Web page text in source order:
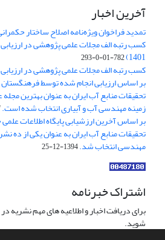
آخرین اخبار
تمدید فراخوان ویژه‌نامه اصلاح ساختار
1401)
782-01-0-293
کسب رتبه الف مجلات علمی پژوهشی در ارزیابی 1401
تحقیقات منابع آب ایران به عنوان بهترین
زمینه مهندسی آب و آبیاری انتخاب شده است.
بر اساس آخرین ارزشیابی پایگاه اطلاعات
تحقیقات منابع آب ایران به عنوان یکی از ده
مهندسی انتخاب شد.1394-12-25
اشتراک خبرنامه
برای دریافت اخبار و اطلاعیه های مهم نشریه
شوید.